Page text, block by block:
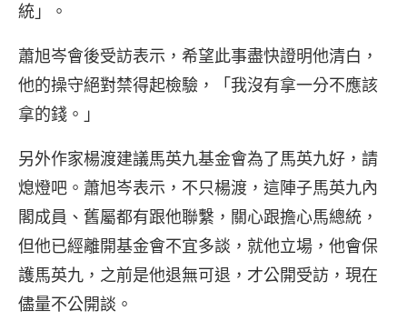
統」。
蕭旭岑會後受訪表示，希望此事盡快證明他清白，
他的操守絕對禁得起檢驗，「我沒有拿一分不應該
拿的錢。」
另外作家楊渡建議馬英九基金會為了馬英九好，請
熄燈吧。蕭旭岑表示，不只楊渡，這陣子馬英九內
閣成員、舊屬都有跟他聯繫，關心跟擔心馬總統，
但他已經離開基金會不宜多談，就他立場，他會保
護馬英九，之前是他退無可退，才公開受訪，現在
儘量不公開談。